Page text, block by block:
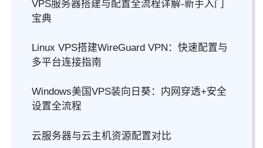
VPS服务器搭建与配置全流程详解-新手入门
宝典
Linux VPS搭建WireGuard VPN：快速配置与
多平台连接指南
Windows美国VPS装向日葵：内网穿透+安全
设置全流程
云服务器与云主机资源配置对比